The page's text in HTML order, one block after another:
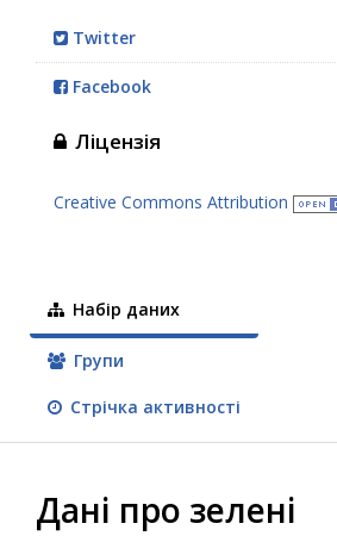
Twitter
Facebook
Ліцензія
Creative Commons Attribution
Набір даних
Групи
Стрічка активності
Дані про зелені